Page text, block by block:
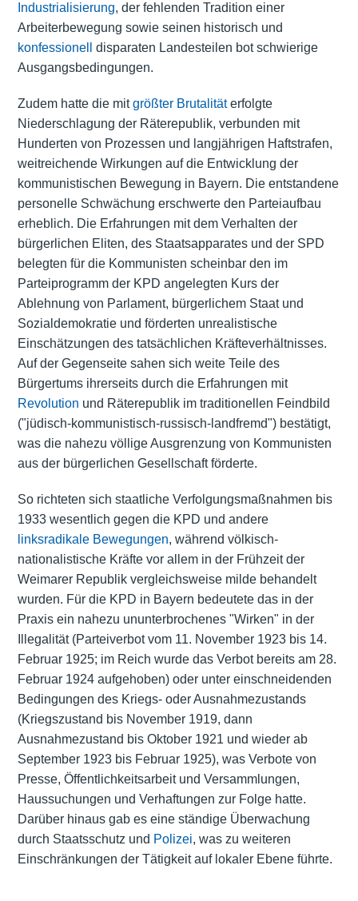
Industrialisierung, der fehlenden Tradition einer
Arbeiterbewegung sowie seinen historisch und
konfessionell
disparaten Landesteilen bot schwierige
Ausgangsbedingungen.
Zudem hatte die mitgrößter Brutalitäterfolgte
Niederschlagung der Räterepublik, verbunden mit
Hunderten von Prozessen und langjährigen Haftstrafen,
weitreichende Wirkungen auf die Entwicklung der
kommunistischen Bewegung in Bayern. Die entstandene
personelle Schwächung erschwerte den Parteiaufbau
erheblich. Die Erfahrungen mit dem Verhalten der
bürgerlichen Eliten, des Staatsapparates und der SPD
belegten für die Kommunisten scheinbar den im
Parteiprogramm der KPD angelegten Kurs der
Ablehnung von Parlament, bürgerlichem Staat und
Sozialdemokratie und förderten unrealistische
Einschätzungen des tatsächlichen Kräfteverhältnisses.
Auf der Gegenseite sahen sich weite Teile des
Bürgertums ihrerseits durch die Erfahrungen mit
Revolution und Räterepublik im traditionellen Feindbild
("jüdisch-kommunistisch-russisch-landfremd") bestätigt,
was die nahezu völlige Ausgrenzung von Kommunisten
aus der bürgerlichen Gesellschaft förderte.
So richteten sich staatliche Verfolgungsmaßnahmen bis
1933 wesentlich gegen die KPD und andere
linksradikale Bewegungen, während völkisch-
nationalistische Kräfte vor allem in der Frühzeit der
Weimarer Republik vergleichsweise milde behandelt
wurden. Für die KPD in Bayern bedeutete das in der
Praxis ein nahezu ununterbrochenes "Wirken" in der
Illegalität (Parteiverbot vom 11. November 1923 bis 14.
Februar 1925; im Reich wurde das Verbot bereits am 28.
Februar 1924 aufgehoben) oder unter einschneidenden
Bedingungen des Kriegs- oder Ausnahmezustands
(Kriegszustand bis November 1919, dann
Ausnahmezustand bis Oktober 1921 und wieder ab
September 1923 bis Februar 1925), was Verbote von
Presse, Öffentlichkeitsarbeit und Versammlungen,
Haussuchungen und Verhaftungen zur Folge hatte.
Darüber hinaus gab es eine ständige Überwachung
durch Staatsschutz und Polizei, was zu weiteren
Einschränkungen der Tätigkeit auf lokaler Ebene führte.